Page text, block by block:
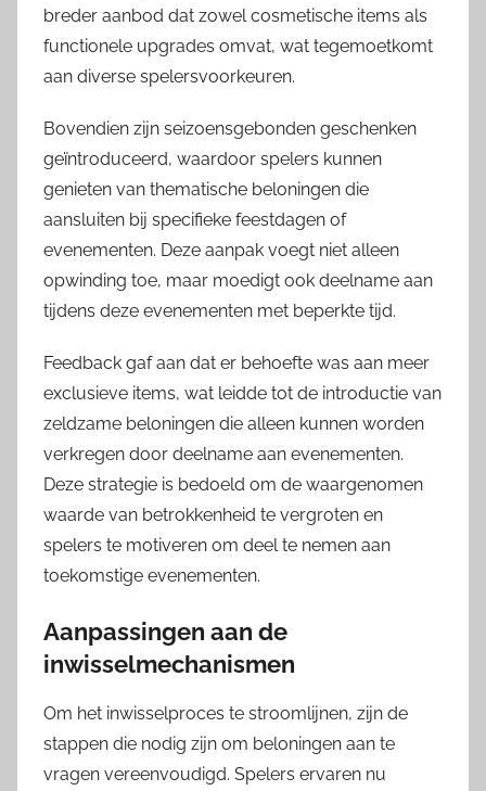
breder aanbod dat zowel cosmetische items als
functionele upgrades omvat, wat tegemoetkomt
aan diverse spelersvoorkeuren.
Bovendien zijn seizoensgebonden geschenken
geïntroduceerd, waardoor spelers kunnen
genieten van thematische beloningen die
aansluiten bij specifieke feestdagen of
evenementen. Deze aanpak voegt niet alleen
opwinding toe, maar moedigt ook deelname aan
tijdens deze evenementen met beperkte tijd.
Feedback gaf aan dat er behoefte was aan meer
exclusieve items, wat leidde tot de introductie van
zeldzame beloningen die alleen kunnen worden
verkregen door deelname aan evenementen.
Deze strategie is bedoeld om de waargenomen
waarde van betrokkenheid te vergroten en
spelers te motiveren om deel te nemen aan
toekomstige evenementen.
Aanpassingen aan de
inwisselmechanismen
Om het inwisselproces te stroomlijnen, zijn de
stappen die nodig zijn om beloningen aan te
vragen vereenvoudigd. Spelers ervaren nu